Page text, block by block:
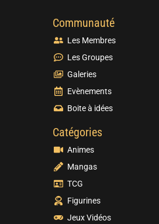
Communauté
Les Membres
Les Groupes
Galeries
Evènements
Boite à idées
Catégories
Animes
Mangas
TCG
Figurines
Jeux Vidéos